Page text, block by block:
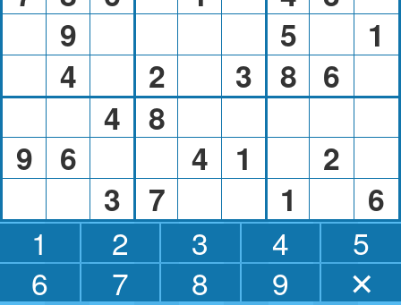
9
5
1
4
2 3 8
6
4
8
9
6 4 1
2
3
7 1 6
1 2 3 4
5
6
7 8 9 ✕